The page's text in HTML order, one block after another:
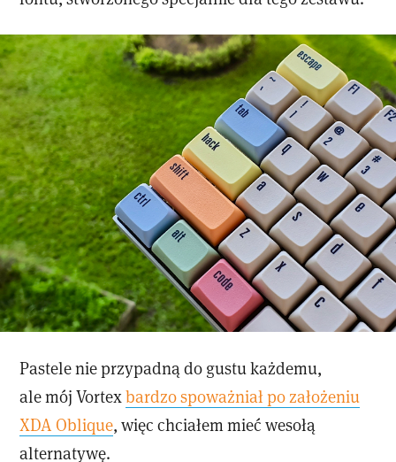
Pastele nie przypadną do gustu każdemu,
ale mój Vortexbardzo spoważniał po założeniu
XDA Oblique, więc chciałem mieć wesołą
alternatywę.